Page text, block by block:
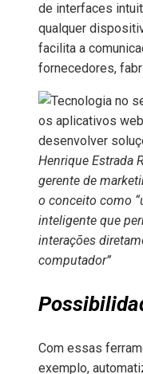
de interfaces
qualquer
facilita a
fornecedores,
Henrique Estrada
gerente de
o conceito como
inteligente que
interações
computador”
Com essas
exemplo,